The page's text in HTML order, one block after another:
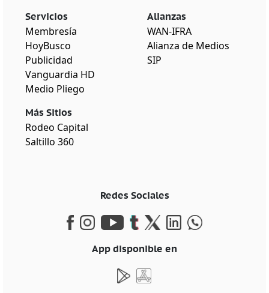
Servicios
Membresía
HoyBusco
Publicidad
Vanguardia HD
Medio Pliego
Más Sitios
Rodeo Capital
Saltillo 360
Alianzas
WAN-IFRA
Alianza de Medios
SIP
Redes Sociales
App disponible en